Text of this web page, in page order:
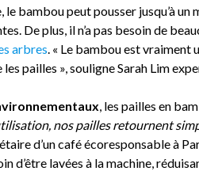
le bambou peut pousser jusqu’à
De plus, il n’a pas besoin de
arbres. « Le bambou est vraiment
pailles », souligne Sarah Lim
, les pailles en
nos pailles retournent
d’un café écoresponsable à
d’être lavées à la machine,